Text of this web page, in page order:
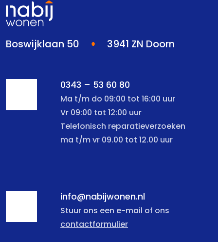
Boswijklaan 50 3941 ZN Doorn
0343 – 53 60 80
Ma t/m do 09:00 tot 16:00 uur
Vr 09:00 tot 12:00 uur
Telefonisch reparatieverzoeken
ma t/m vr 09.00 tot 12.00 uur
info@nabijwonen.nl
Stuur ons een e-mail of ons
contactformulier